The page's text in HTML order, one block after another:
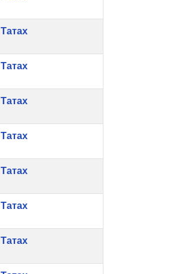
Татах
Татах
Татах
Татах
Татах
Татах
Татах